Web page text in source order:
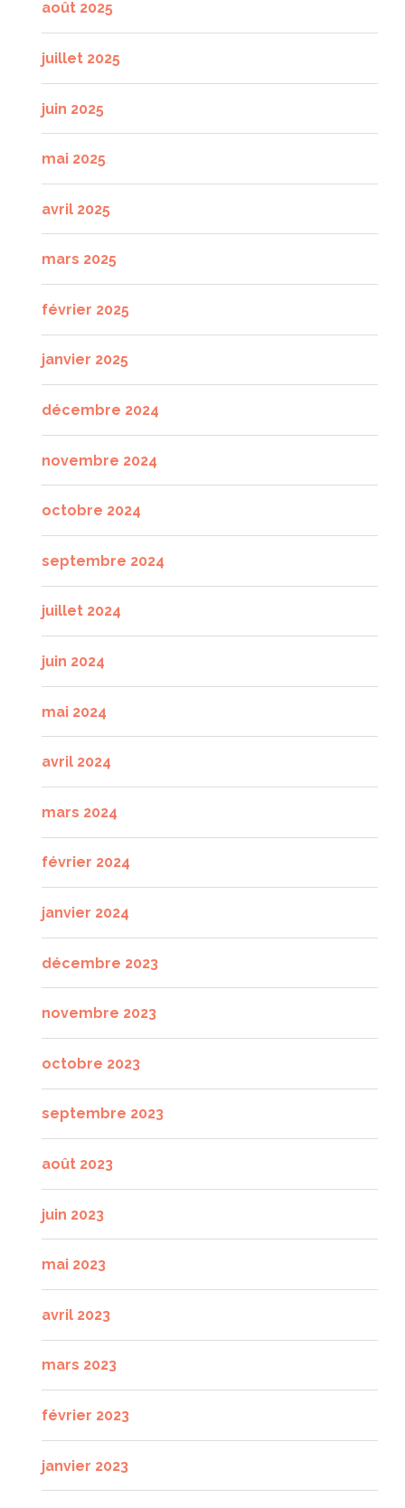
août 2025
juillet 2025
juin 2025
mai 2025
avril 2025
mars 2025
février 2025
janvier 2025
décembre 2024
novembre 2024
octobre 2024
septembre 2024
juillet 2024
juin 2024
mai 2024
avril 2024
mars 2024
février 2024
janvier 2024
décembre 2023
novembre 2023
octobre 2023
septembre 2023
août 2023
juin 2023
mai 2023
avril 2023
mars 2023
février 2023
janvier 2023